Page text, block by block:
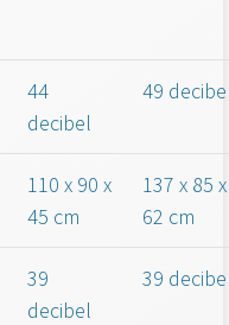
44
decibel
49
110 x 90 x
45 cm
137 x 85 x
62 cm
39
decibel
39